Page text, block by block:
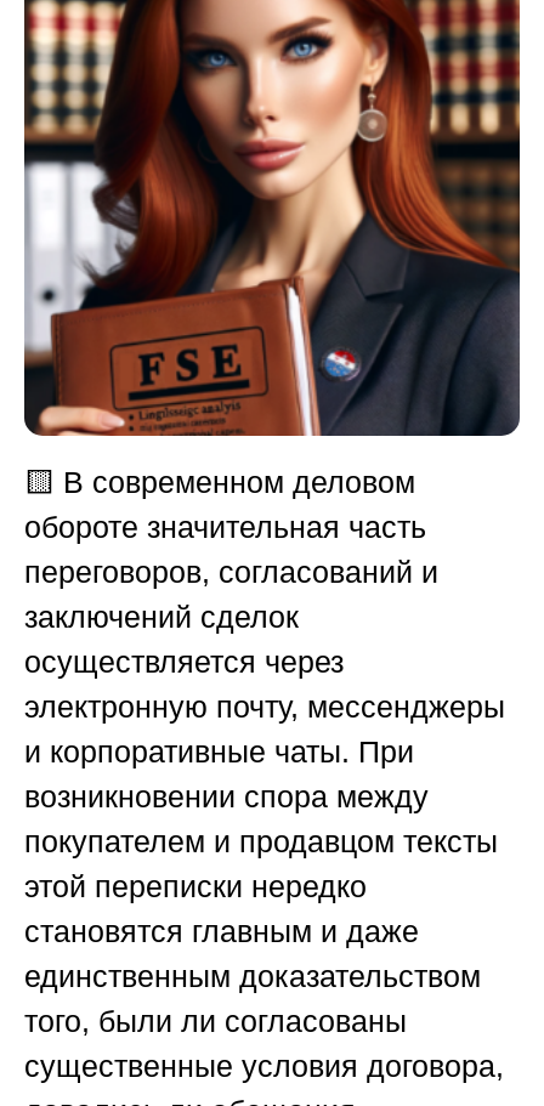
🟨 В современном деловом
обороте значительная часть
переговоров, согласований и
заключений сделок
осуществляется через
электронную почту, мессенджеры
и корпоративные чаты. При
возникновении спора между
покупателем и продавцом тексты
этой переписки нередко
становятся главным и даже
единственным доказательством
того, были ли согласованы
существенные условия договора,